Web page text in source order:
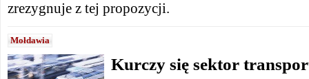
zrezygnuje z tej propozycji.
Mołdawia
Kurczy się sektor